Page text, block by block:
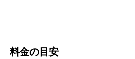
料金の目安